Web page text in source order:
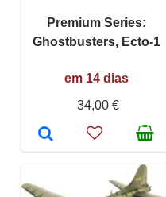
Premium Series:
Ghostbusters, Ecto-1
em 14 dias
34,00 €